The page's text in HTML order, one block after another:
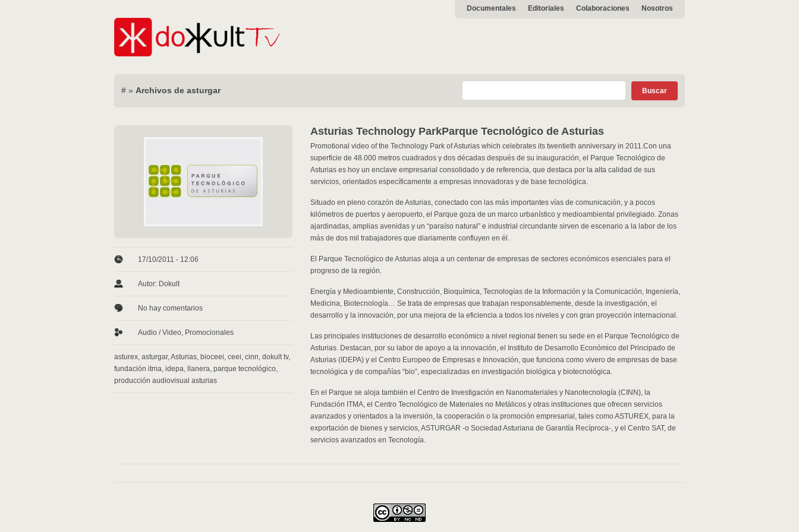
Documentales Editoriales Colaboraciones Nosotros
# » Archivos de asturgar
17/10/2011 - 12:06
Autor: Dokult
No hay comentarios
Audio / Video, Promocionales
asturex, asturgar,Asturias, bioceei, ceei, cinn, dokult tv,
fundación itma, idepa, llanera, parque tecnológico,
producción audiovisual asturias
Asturias Technology ParkParque Tecnológico de Asturias
Promotional video of the Technology Park of Asturias which celebrates its twentieth anniversary in 2011.Con una
superficie de 48.000 metros cuadrados y dos décadas después de su inauguración, el Parque Tecnológico de
Asturias es hoy un enclave empresarial consolidado y de referencia, que destaca por la alta calidad de sus
servicios, orientados específicamente a empresas innovadoras y de base tecnológica.
Situado en pleno corazón de Asturias, conectado con las más importantes vías de comunicación, y a pocos
kilómetros de puertos y aeropuerto, el Parque goza de un marco urbanístico y medioambiental privilegiado. Zonas
ajardinadas, amplias avenidas y un “paraíso natural” e industrial circundante sirven de escenario a la labor de los
más de dos mil trabajadores que diariamente confluyen en él.
El Parque Tecnológico de Asturias aloja a un centenar de empresas de sectores económicos esenciales para el
progreso de la región.
Energía y Medioambiente, Construcción, Bioquímica, Tecnologías de la Información y la Comunicación, Ingeniería,
Medicina, Biotecnología… Se trata de empresas que trabajan responsablemente, desde la investigación, el
desarrollo y la innovación, por una mejora de la eficiencia a todos los niveles y con gran proyección internacional.
Las principales instituciones de desarrollo económico a nivel regional tienen su sede en el Parque Tecnológico de
Asturias. Destacan, por su labor de apoyo a la innovación, el Instituto de Desarrollo Económico del Principado de
Asturias (IDEPA) y el Centro Europeo de Empresas e Innovación, que funciona como vivero de empresas de base
tecnológica y de compañías “bio”, especializadas en investigación biológica y biotecnológica.
En el Parque se aloja también el Centro de Investigación en Nanomateriales y Nanotecnología (CINN), la
Fundación ITMA, el Centro Tecnológico de Materiales no Metálicos y otras instituciones que ofrecen servicios
avanzados y orientados a la inversión, la cooperación o la promoción empresarial, tales como ASTUREX, para la
exportación de bienes y servicios, ASTURGAR -o Sociedad Asturiana de Garantía Recíproca-, y el Centro SAT, de
servicios avanzados en Tecnología.